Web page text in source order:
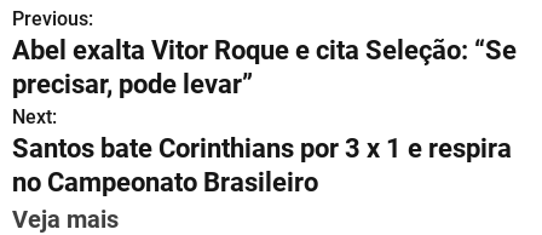
at
s
A
p
p
e
gr
a
m
c
e
b
o
o
l
er
e
e
n
ar
e
P
o
s
t
n
Previous:
Abel exalta Vitor Roque e cita Seleção: “Se
precisar, pode levar”
Next:
Santos bate Corinthians por 3 x 1 e respira
no Campeonato Brasileiro
Veja mais